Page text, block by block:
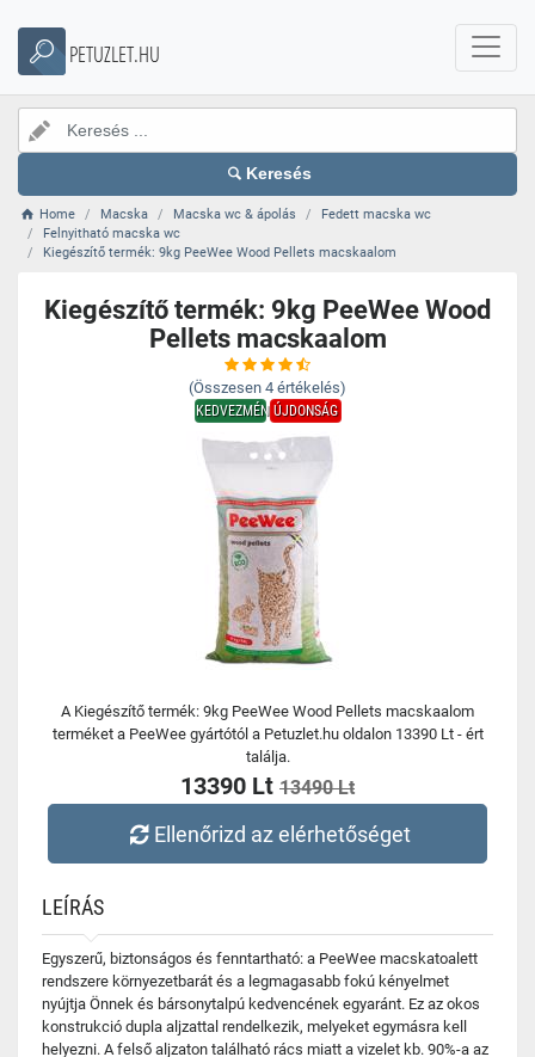
PETUZLET.HU
Keresés
Home Macska Macska wc & ápolás
Fedett macska wc
Felnyitható macska wc
Kiegészítő termék: 9kg PeeWee Wood Pellets macskaalom
Kiegészítő termék: 9kg PeeWee Wood
Pellets macskaalom
(Összesen 4 értékelés)
KEDVEZMÉNYÚJDONSÁG
A Kiegészítő termék: 9kg PeeWee Wood Pellets macskaalom
terméket a PeeWee gyártótól a Petuzlet.hu oldalon 13390 Lt - ért
találja.
13390 Lt 13490 Lt
Ellenőrizd az elérhetőséget
LEÍRÁS
Egyszerű, biztonságos és fenntartható: a PeeWee macskatoalett
rendszere környezetbarát és a legmagasabb fokú kényelmet
nyújtja Önnek és bársonytalpú kedvencének egyaránt. Ez az okos
konstrukció dupla aljzattal rendelkezik, melyeket egymásra kell
helyezni. A felső aljzaton található rács miatt a vizelet kb. 90%-a az